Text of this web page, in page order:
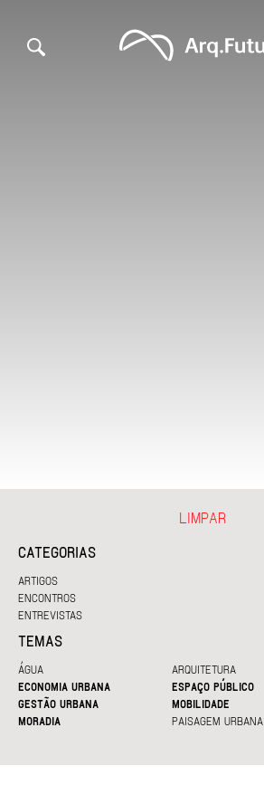
CATEGORIAS
ARTIGOS
ENCONTROS
ENTREVISTAS
TEMAS
ÁGUA
ARQUITETURA
ECONOMIA URBANA
ESPAÇO PÚBLICO
GESTÃO URBANA
MOBILIDADE
MORADIA
PAISAGEM URBANA
LIMPAR